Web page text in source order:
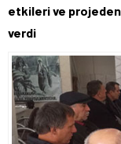
etkileri ve
verdi